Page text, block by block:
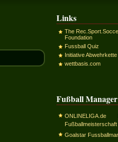
Links
The
Foundation
Fussball Quiz
Initiative Abwehrkette
wettbasis.com
Fußball Manager
Fußballmeisterschaft
Goalstar